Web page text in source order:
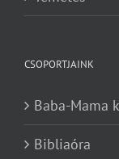
CSOPORTJAINK
Baba-Mama
Bibliaóra